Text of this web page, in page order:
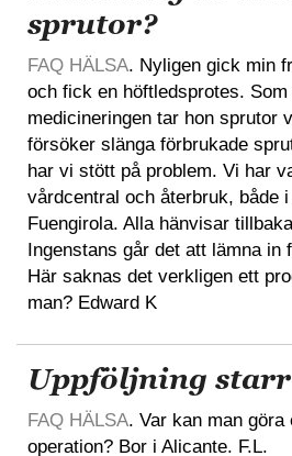
sprutor?
FAQ HÄLSA. Nyligen gick min
och fick en höftledsprotes. Som
medicineringen tar hon sprutor
försöker slänga förbrukade
har vi stött på problem. Vi har
vårdcentral och återbruk, både
Fuengirola. Alla hänvisar
Ingenstans går det att lämna in
Här saknas det verkligen ett
man? Edward K
Uppföljning
FAQ HÄLSA. Var kan man
operation? Bor i Alicante. F.L.